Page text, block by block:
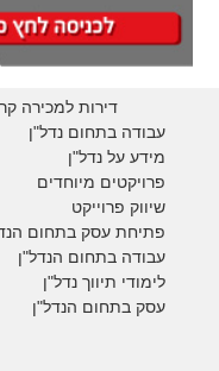
דירות למכירה
עבודה בתחום נדל"ן
מידע על נדל"ן
פרויקטים מיוחדים
שיווק פרוייקט
פתיחת עסק בתחום
עבודה בתחום הנדל"ן
לימודי תיווך נדל"ן
עסק בתחום הנדל"ן